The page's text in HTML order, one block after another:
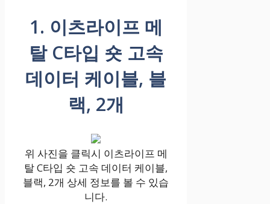
1. 이츠라이프 메
탈 C타입 숏 고속
데이터 케이블, 블
랙, 2개
위 사진을 클릭시 이츠라이프 메
탈 C타입 숏 고속 데이터 케이블,
블랙, 2개 상세 정보를 볼 수 있습
니다.